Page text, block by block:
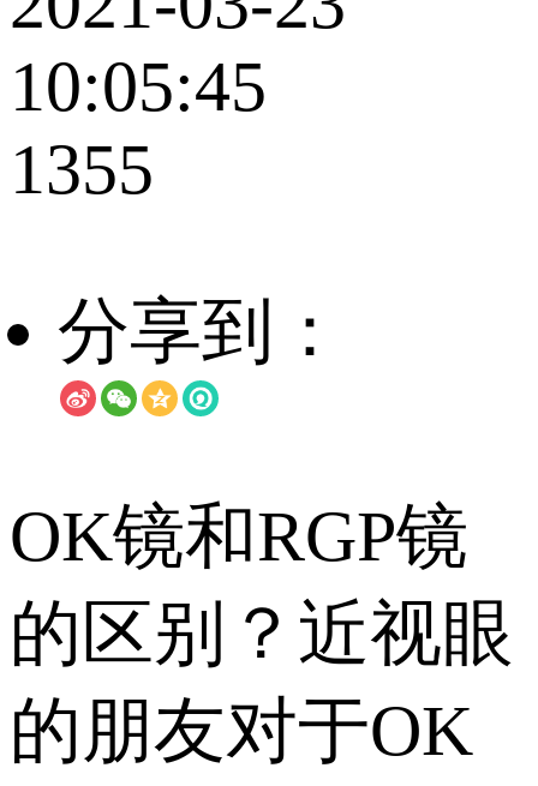
10:05:45
1355
分享到：
OK镜和RGP镜
的区别？近视眼
的朋友对于OK